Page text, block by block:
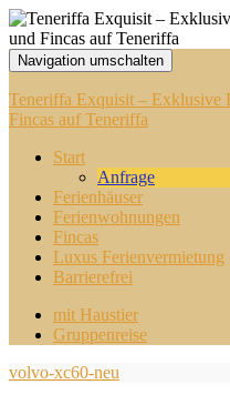
Navigation umschalten
Teneriffa Exquisit – Exklusive
Fincas auf Teneriffa
Start
Anfrage
Ferienhäuser
Ferienwohnungen
Fincas
Luxus Ferienvermietung
Barrierefrei
mit Haustier
Gruppenreise
volvo-xc60-neu